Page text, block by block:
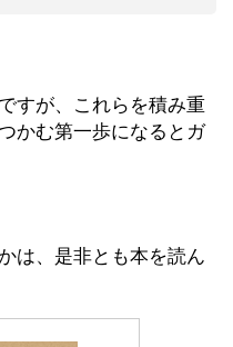
すが、これらを積み重
かむ第一歩になるとガ
は、是非とも本を読ん